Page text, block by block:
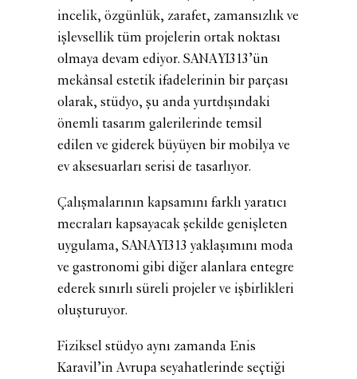
incelik, özgünlük, zarafet, zamansızlık ve
işlevsellik tüm projelerin ortak noktası
olmaya devam ediyor. SANAYI313’ün
mekânsal estetik ifadelerinin bir parçası
olarak, stüdyo, şu anda yurtdışındaki
önemli tasarım galerilerinde temsil
edilen ve giderek büyüyen bir mobilya ve
ev aksesuarları serisi de tasarlıyor.
Çalışmalarının kapsamını farklı yaratıcı
mecraları kapsayacak şekilde genişleten
uygulama, SANAYI313 yaklaşımını moda
ve gastronomi gibi diğer alanlara entegre
ederek sınırlı süreli projeler ve işbirlikleri
oluşturuyor.
Fiziksel stüdyo aynı zamanda Enis
Karavil’in Avrupa seyahatlerinde seçtiği